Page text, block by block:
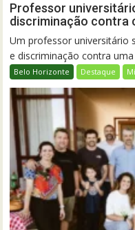
Professor
discriminação contra
Um professor universitário
e discriminação contra
Belo Horizonte Destaque